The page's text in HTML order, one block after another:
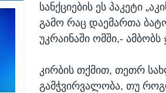
სანქციების ეს პაკეტი
გამო რაც დაემართა
უკრაინაში ომში,- ამბობს
კირბის თქმით, თეთრ
გამჭვირვალობა, თუ